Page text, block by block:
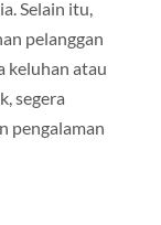
Selain itu,
pelanggan
keluhan atau
segera
pengalaman